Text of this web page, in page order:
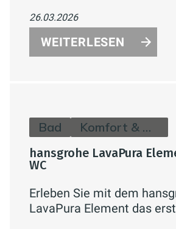
EcoSmart-Technologie und
Montage – für
Duschen und entspannte
26.03.2026
WEITERLESEN
Bad Komfort & Hygiene
hansgrohe LavaPura
WC
Erleben Sie mit dem
LavaPura Element das